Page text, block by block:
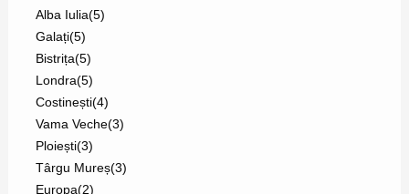
Alba Iulia(5)
Galați(5)
Bistrița(5)
Londra(5)
Costinești(4)
Vama Veche(3)
Ploiești(3)
Târgu Mureș(3)
Europa(2)